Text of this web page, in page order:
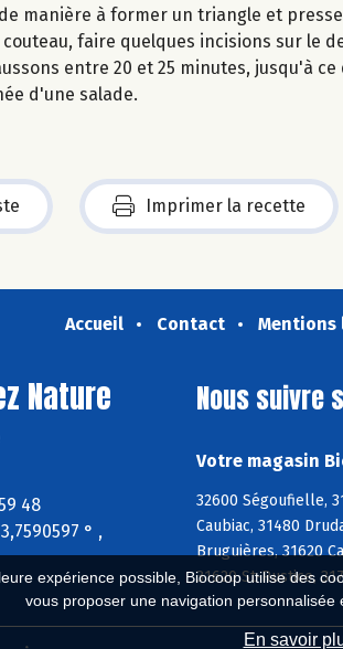
expérience possible, Biocoop utilise des
vous proposer une navigation
En savoir
manière à former un triangle et
faire quelques incisions sur le
entre 20 et 25 minutes, jusqu'à
d'une salade.
Imprimer la recette
Accueil Contact Mentions
Nature
48
° ,
Nous suivre
Votre magasin
32600 Ségoufielle,
Caubiac, 31480
Bruguières, 31620
31620 St-Rustice,